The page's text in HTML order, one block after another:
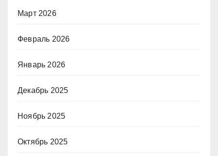
Март 2026
Февраль 2026
Январь 2026
Декабрь 2025
Ноябрь 2025
Октябрь 2025